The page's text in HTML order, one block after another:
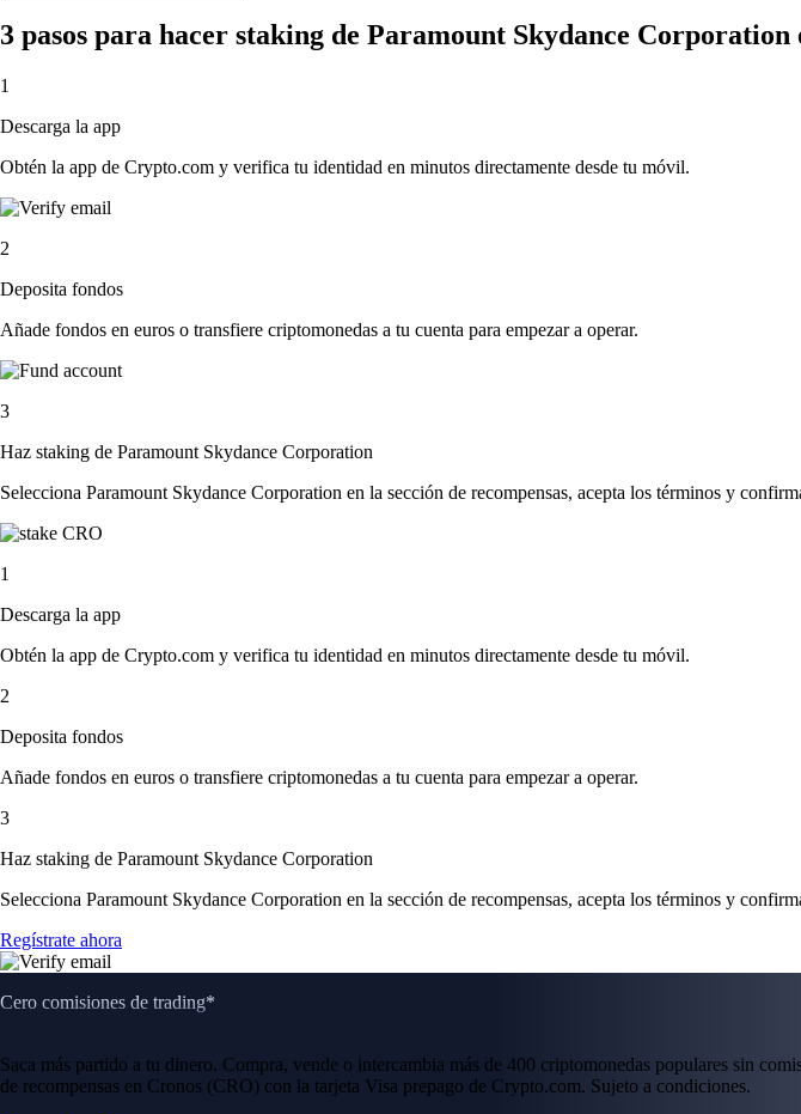
3 pasos para hacer staking de Paramount Skydance Corporation
1
Descarga la app
Obtén la app de Crypto.com y verifica tu identidad en minutos directamente desde tu móvil.
2
Deposita fondos
Añade fondos en euros o transfiere criptomonedas a tu cuenta para empezar a operar.
3
Haz staking de Paramount Skydance Corporation
Selecciona Paramount Skydance Corporation en la sección de recompensas, acepta los términos y
1
Descarga la app
Obtén la app de Crypto.com y verifica tu identidad en minutos directamente desde tu móvil.
2
Deposita fondos
Añade fondos en euros o transfiere criptomonedas a tu cuenta para empezar a operar.
3
Haz staking de Paramount Skydance Corporation
Selecciona Paramount Skydance Corporation en la sección de recompensas, acepta los términos y
Regístrate ahora
Cero comisiones de trading*
Saca más partido a tu dinero. Compra, vende o intercambia más de 400 criptomonedas populares sin
de recompensas en Cronos (CRO) con la tarjeta Visa prepago de Crypto.com. Sujeto a condiciones.